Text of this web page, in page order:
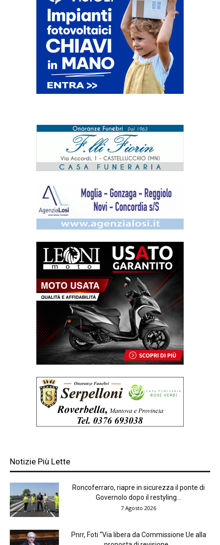
Notizie Più Lette
Roncoferraro, riapre in sicurezza il ponte di
Governolo dopo il restyling...
7 Agosto 2026
Pnrr, Foti “Via libera da Commissione Ue alla